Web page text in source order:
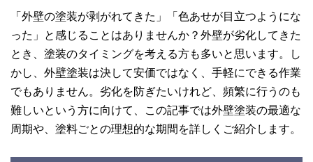
「外壁の塗装が剥がれてきた」「色あせが目立つようにな
った」と感じることはありませんか？外壁が劣化してきた
とき、塗装のタイミングを考える方も多いと思います。し
かし、外壁塗装は決して安価ではなく、手軽にできる作業
でもありません。劣化を防ぎたいけれど、頻繁に行うのも
難しいという方に向けて、この記事では外壁塗装の最適な
周期や、塗料ごとの理想的な期間を詳しくご紹介します。